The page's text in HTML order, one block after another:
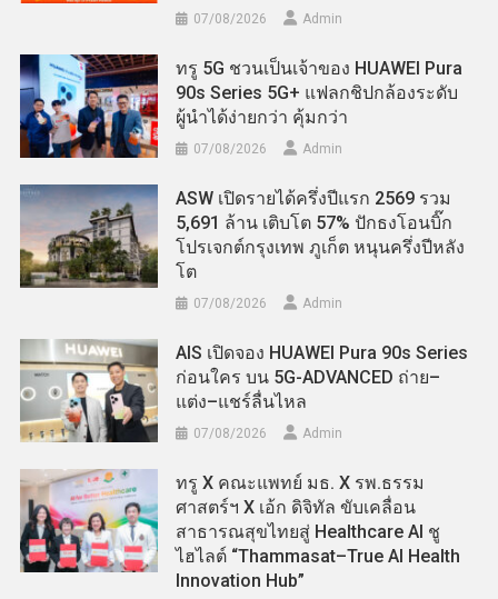
07/08/2026 Admin
ทรู 5G ชวนเป็นเจ้าของ HUAWEI Pura
90s Series 5G+ แฟลกชิปกล้องระดับ
ผู้นำได้ง่ายกว่า คุ้มกว่า
07/08/2026 Admin
ASW เปิดรายได้ครึ่งปีแรก 2569 รวม
5,691 ล้าน เติบโต 57% ปักธงโอนบิ๊ก
โปรเจกต์กรุงเทพ ภูเก็ต หนุนครึ่งปีหลัง
โต
07/08/2026 Admin
AIS เปิดจอง HUAWEI Pura 90s Series
ก่อนใคร บน 5G-ADVANCED ถ่าย–
แต่ง–แชร์ลื่นไหล
07/08/2026 Admin
ทรู X คณะแพทย์ มธ. X รพ.ธรรม
ศาสตร์ฯ X เอ้ก ดิจิทัล ขับเคลื่อน
สาธารณสุขไทยสู่ Healthcare AI ชู
ไฮไลต์ “Thammasat–True AI Health
Innovation Hub”